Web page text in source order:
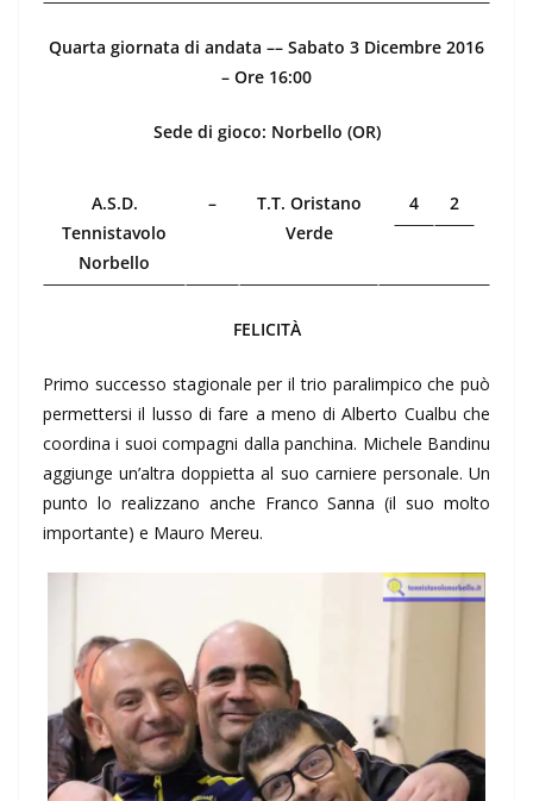
Quarta giornata di andata –– Sabato 3 Dicembre 2016
– Ore 16:00
Sede di gioco: Norbello (OR)
A.S.D.
Tennistavolo
Norbello
–
T.T. Oristano
Verde
4 2
FELICITÀ
Primo successo stagionale per il trio paralimpico che può
permettersi il lusso di fare a meno di Alberto Cualbu che
coordina i suoi compagni dalla panchina. Michele Bandinu
aggiunge un’altra doppietta al suo carniere personale. Un
punto lo realizzano anche Franco Sanna (il suo molto
importante) e Mauro Mereu.